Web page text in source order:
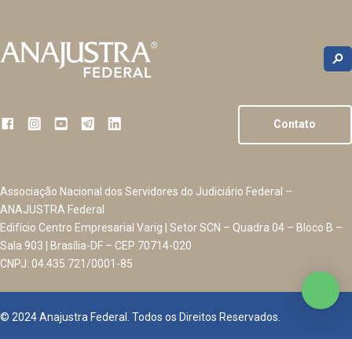
Contato
Associação Nacional dos Servidores do Judiciário Federal –
ANAJUSTRA Federal
Edifício Centro Empresarial Varig | Setor SCN – Quadra 04 – Bloco B –
Sala 903 | Brasília-DF – CEP 70714-020
CNPJ: 04.435.721/0001-85
© 2024 Anajustra Federal. Todos os Direitos Reservados.